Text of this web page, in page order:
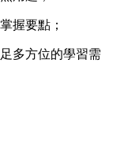
握要點；
多方位的學習需